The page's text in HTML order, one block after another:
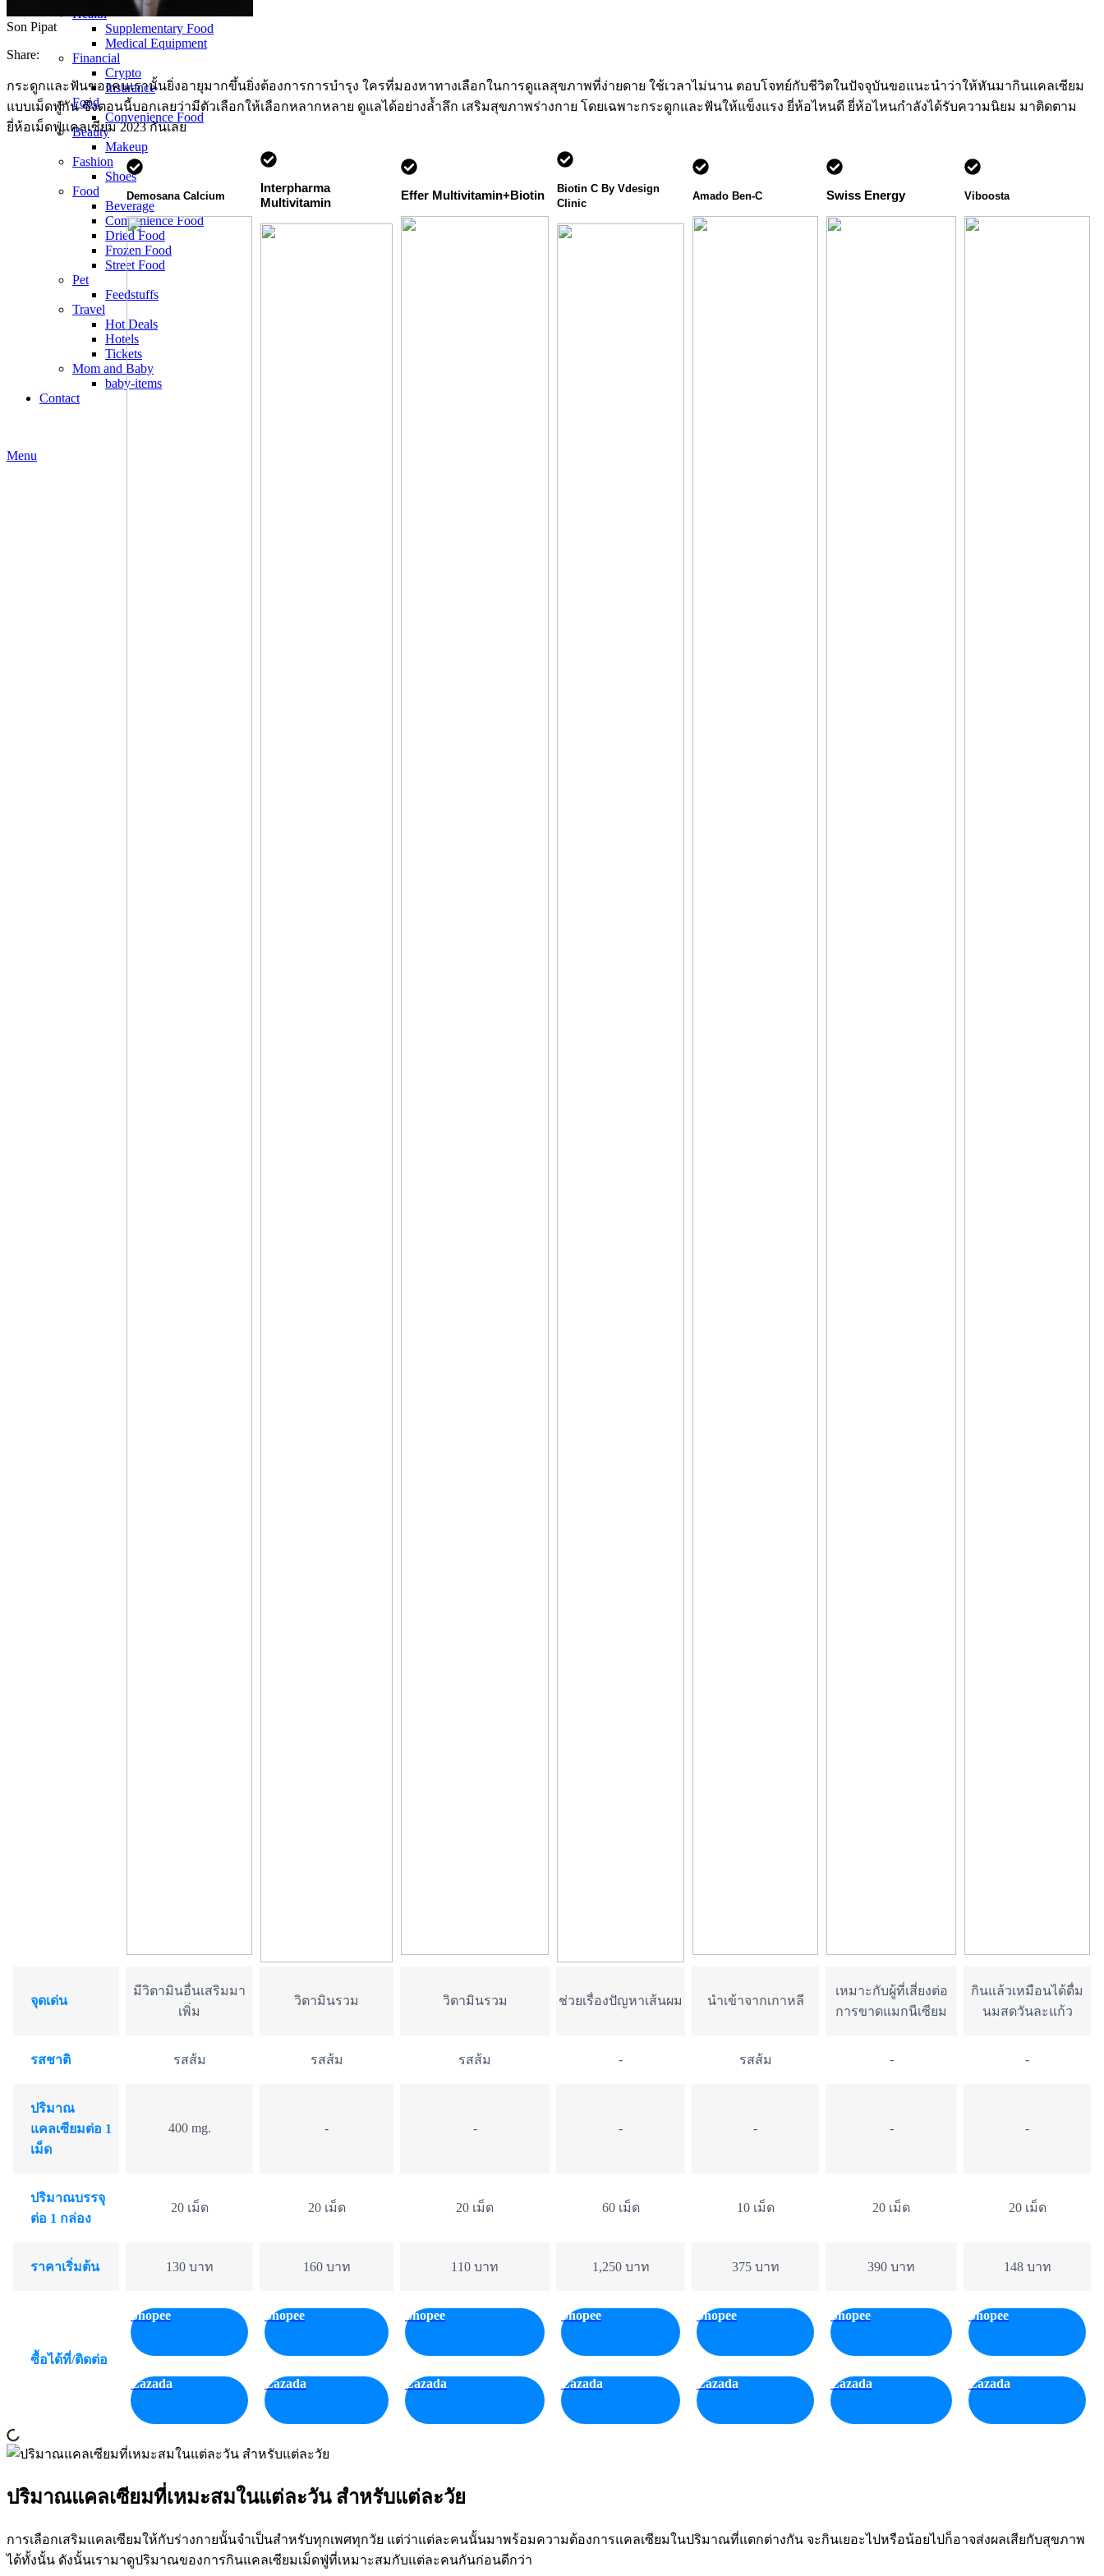
Health
Supplementary Food
Medical Equipment
Financial
Crypto
Insurance
Food
Convenience Food
Beauty
Makeup
Fashion
Shoes
Food
Beverage
Convenience Food
Dried Food
Frozen Food
Street Food
Pet
Feedstuffs
Travel
Hot Deals
Hotels
Tickets​
Mom and Baby
baby-items
Contact
Menu
Son Pipat
Share:
กระดูกและฟันของคนเรานั้นยิ่งอายุมากขึ้นยิ่งต้องการการบำรุง ใครที่มองหาทางเลือกในการดูแลสุขภาพที่ง่ายดาย ใช้เวลาไม่นาน ตอบโจทย์กับชีวิตในปัจจุบันขอแนะนำว่าให้หันมากินแคลเซียม
แบบเม็ดฟู่กัน ซึ่งตอนนี้บอกเลยว่ามีตัวเลือกให้เลือกหลากหลาย ดูแลได้อย่างล้ำลึก เสริมสุขภาพร่างกาย โดยเฉพาะกระดูกและฟันให้แข็งแรง ยี่ห้อไหนดี ยี่ห้อไหนกำลังได้รับความนิยม มาติดตาม
ยี่ห้อเม็ดฟู่แคลเซียม 2023 กันเลย
Demosana Calcium
Interpharma
Multivitamin
Effer Multivitamin+Biotin
Biotin C By Vdesign
Clinic
Amado Ben-C Swiss Energy Viboosta
จุดเด่น
มีวิตามินอื่นเสริมมา
เพิ่ม
วิตามินรวม วิตามินรวม ช่วยเรื่องปัญหาเส้นผม นำเข้าจากเกาหลี
เหมาะกับผู้ที่เสี่ยงต่อ
การขาดแมกนีเซียม
กินแล้วเหมือนได้ดื่ม
นมสดวันละแก้ว
รสชาติ รสส้ม รสส้ม รสส้ม - รสส้ม - -
ปริมาณ
แคลเซียมต่อ 1
เม็ด
400 mg. - - - - - -
ปริมาณบรรจุ
ต่อ 1 กล่อง
20 เม็ด 20 เม็ด 20 เม็ด 60 เม็ด 10 เม็ด 20 เม็ด 20 เม็ด
ราคาเริ่มต้น 130 บาท 160 บาท 110 บาท 1,250 บาท 375 บาท 390 บาท 148 บาท
ซื้อได้ที่/ติดต่อ
Shopee
Lazada
Shopee
Lazada
Shopee
Lazada
Shopee
Lazada
Shopee
Lazada
Shopee
Lazada
Shopee
Lazada
ปริมาณแคลเซียมที่เหมะสมในแต่ละวัน สำหรับแต่ละวัย
การเลือกเสริมแคลเซียมให้กับร่างกายนั้นจำเป็นสำหรับทุกเพศทุกวัย แต่ว่าแต่ละคนนั้นมาพร้อมความต้องการแคลเซียมในปริมาณที่แตกต่างกัน จะกินเยอะไปหรือน้อยไปก็อาจส่งผลเสียกับสุขภาพ
ได้ทั้งนั้น ดังนั้นเรามาดูปริมาณของการกินแคลเซียมเม็ดฟู่ที่เหมาะสมกับแต่ละคนกันก่อนดีกว่า